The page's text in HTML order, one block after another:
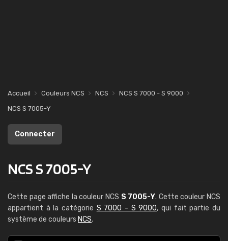
Accueil Couleurs NCS NCS
NCS S 7000 - S 9000
NCS S 7005-Y
Connecter
NCS S 7005-Y
Cette page affiche la couleur NCS S 7005-Y. Cette couleur NCS
appartient à la catégorie S 7000 - S 9000, qui fait partie du
système de couleurs NCS.